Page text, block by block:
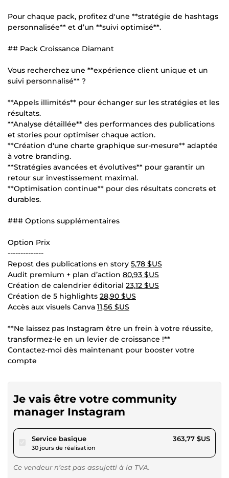
Pour chaque pack, profitez d'une **stratégie de hashtags
personnalisée** et d’un **suivi optimisé**.
## Pack Croissance Diamant
Vous recherchez une **expérience client unique et un
suivi personnalisé** ?
**Appels illimités** pour échanger sur les stratégies et les
résultats.
**Analyse détaillée** des performances des publications
et stories pour optimiser chaque action.
**Création d'une charte graphique sur-mesure** adaptée
à votre branding.
**Stratégies avancées et évolutives** pour garantir un
retour sur investissement maximal.
**Optimisation continue** pour des résultats concrets et
durables.
### Options supplémentaires
Option Prix
--------------
Repost des publications en story 5,78 $US
Audit premium + plan d’action 80,93 $US
Création de calendrier éditorial 23,12 $US
Création de 5 highlights 28,90 $US
Accès aux visuels Canva 11,56 $US
**Ne laissez pas Instagram être un frein à votre réussite,
transformez-le en un levier de croissance !**
Contactez-moi dès maintenant pour booster votre
compte
Je vais être votre community
manager Instagram
Service basiquepour 335,27 $US
30 jours de réalisation
363,77 $US
Ce vendeur n’est pas assujetti à la TVA.